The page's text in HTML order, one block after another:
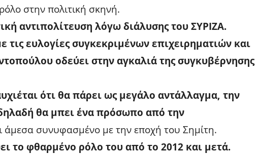
στην πολιτική σκηνή.
αντιπολίτευση λόγω διάλυσης του ΣΥΡΙΖΑ.
τις ευλογίες συγκεκριμένων επιχειρηματιών και
οδεύει στην αγκαλιά της συγκυβέρνησης
ότι θα πάρει ως μεγάλο αντάλλαγμα, την
θα μπει ένα πρόσωπο από την
άμεσα συνυφασμένο με την εποχή του Σημίτη.
το φθαρμένο ρόλο του από το 2012 και μετά.